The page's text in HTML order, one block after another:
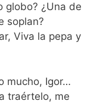
globo? ¿Una de
soplan?
Viva la pepa y
mucho, Igor…
traértelo, me